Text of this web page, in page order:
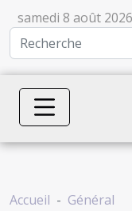
samedi 8 août 2026
Accueil
Général